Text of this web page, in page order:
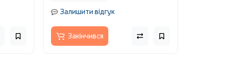
Залишити відгук
Закінчився